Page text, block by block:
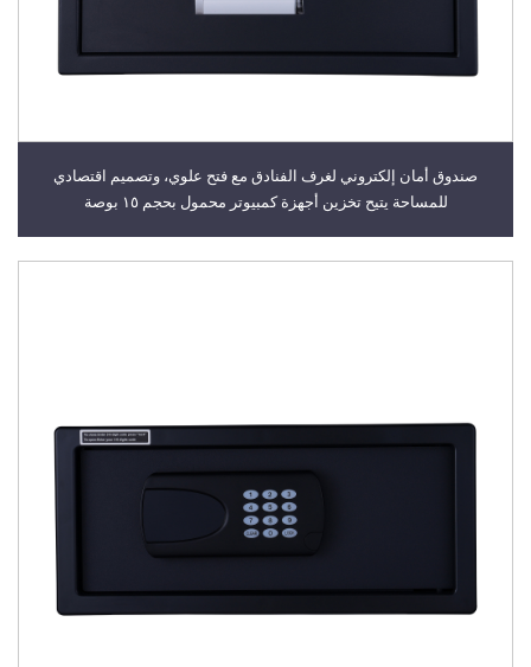
صندوق أمان إلكتروني لغرف الفنادق مع فتح علوي، وتصميم اقتصادي
للمساحة يتيح تخزين أجهزة كمبيوتر محمول بحجم ١٥ بوصة